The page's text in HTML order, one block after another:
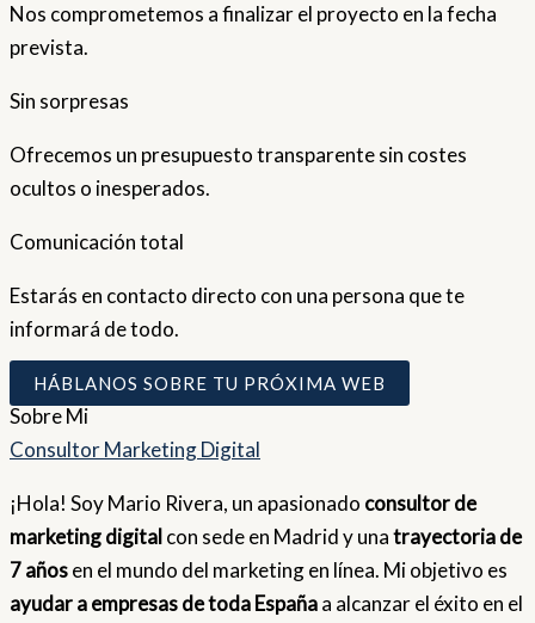
Nos comprometemos a finalizar el proyecto en la fecha
prevista.
Sin sorpresas
Ofrecemos un presupuesto transparente sin costes
ocultos o inesperados.
Comunicación total
Estarás en contacto directo con una persona que te
informará de todo.
HÁBLANOS SOBRE TU PRÓXIMA WEB
SobreMi
Consultor Marketing Digital
¡Hola! Soy Mario Rivera, un apasionado consultor de
marketing digital con sede en Madrid y unatrayectoria de
7 añosen el mundo del marketing en línea. Mi objetivo es
ayudar a empresas de toda Españaa alcanzar el éxito en el